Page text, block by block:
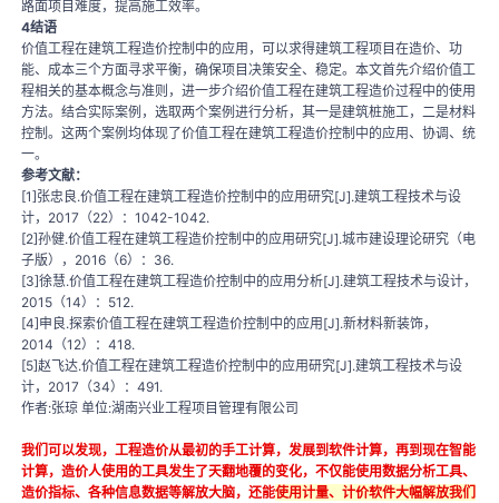
路面项目难度，提高施工效率。
4结语
价值工程在建筑工程造价控制中的应用，可以求得建筑工程项目在造价、功
能、成本三个方面寻求平衡，确保项目决策安全、稳定。本文首先介绍价值工
程相关的基本概念与准则，进一步介绍价值工程在建筑工程造价过程中的使用
方法。结合实际案例，选取两个案例进行分析，其一是建筑桩施工，二是材料
控制。这两个案例均体现了价值工程在建筑工程造价控制中的应用、协调、统
一。
参考文献：
[1]张忠良.价值工程在建筑工程造价控制中的应用研究[J].建筑工程技术与设
计，2017（22）：1042-1042.
[2]孙健.价值工程在建筑工程造价控制中的应用研究[J].城市建设理论研究（电
子版），2016（6）：36.
[3]徐慧.价值工程在建筑工程造价控制中的应用分析[J].建筑工程技术与设计，
2015（14）：512.
[4]申良.探索价值工程在建筑工程造价控制中的应用[J].新材料新装饰，
2014（12）：418.
[5]赵飞达.价值工程在建筑工程造价控制中的应用研究[J].建筑工程技术与设
计，2017（34）：491.
作者:张琼 单位:湖南兴业工程项目管理有限公司
我们可以发现，工程造价从最初的手工计算，发展到软件计算，再到现在智能
计算，造价人使用的工具发生了天翻地覆的变化，不仅能使用数据分析工具、
造价指标、各种信息数据等解放大脑，还能使用计量、计价软件大幅解放我们